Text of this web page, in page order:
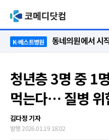
K-베스트병원
청년층 3명 중 1
먹는다… 질병 위
김다정 기자
발행 2026.01.19 18:02